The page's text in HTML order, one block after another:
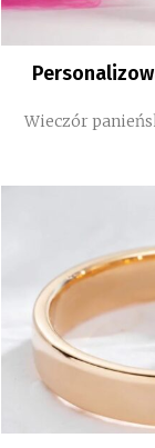
Wieczór